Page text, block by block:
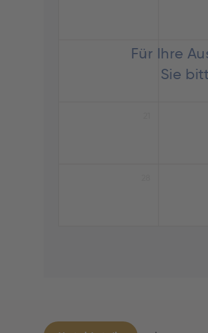
Für Ihre
Sie
14